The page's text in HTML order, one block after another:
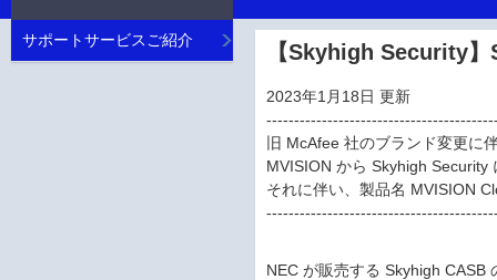
【Skyhigh Security
2023年1月18日 更新
旧 McAfee 社のブランド変更に
MVISION から Skyhigh Security
それに伴い、製品名 MVISION
NEC が販売する Skyhigh CASB
サポートサービスご紹介